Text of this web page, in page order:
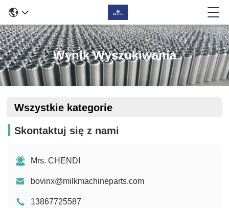
Wynik Wyszukiwania
Wszystkie kategorie
Skontaktuj się z nami
Mrs. CHENDI
bovinx@milkmachineparts.com
13867725587